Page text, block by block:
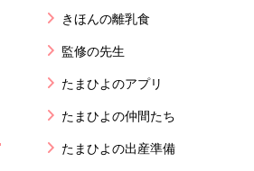
きほんの離乳食
監修の先生
たまひよのアプリ
たまひよの仲間たち
たまひよの出産準備